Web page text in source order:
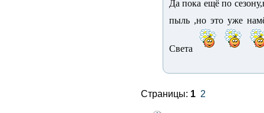
Да пока ещё по
пыль ,но это уже
Света
Страницы: 1 2